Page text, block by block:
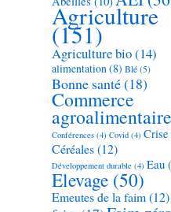
Agriculture
(151)
Agriculture bio(14)
alimentation(8) Blé (5)
Bonne santé(18)
Commerce
agroalimentaire
Conférences (4) Covid (4) Crise
Céréales(12)
Développement durable (4) Eau
Elevage (50)
Emeutes de la faim(12)